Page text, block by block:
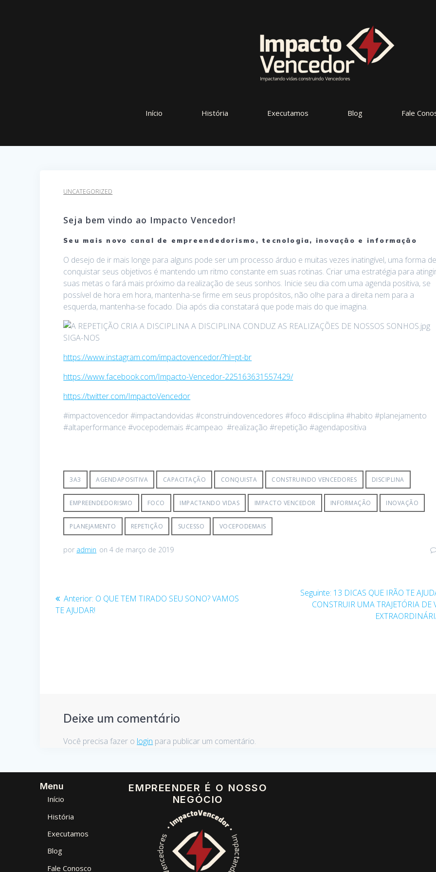
Início História Executamos Blog Fale
UNCATEGORIZED
Seja bem vindo ao Impacto Vencedor!
Seu mais novo canal de empreendedorismo, tecnologia, inovação e informação
O desejo de ir mais longe para alguns pode ser um processo árduo e muitas vezes inatingível, uma forma de
conquistar seus objetivos é mantendo um ritmo constante em suas rotinas. Criar uma estratégia para
suas metas o fará mais próximo da realização de seus sonhos. Inicie seu dia com uma agenda positiva, se
possível de hora em hora, mantenha-se firme em seus propósitos, não olhe para a direita nem para a
esquerda, mantenha-se focado. Dia após dia constatará que pode mais do que imagina.
SIGA-NOS
https://www.instagram.com/impactovencedor/?hl=pt-br
https://www.facebook.com/Impacto-Vencedor-225163631557429/
https://twitter.com/ImpactoVencedor
#impactovencedor #impactandovidas #construindovencedores #foco #disciplina #habito #planejamento
#altaperformance #vocepodemais #campeao #realização #repetição #agendapositiva
3A3 AGENDAPOSITIVA CAPACITAÇÃO CONQUISTA CONSTRUINDO VENCEDORES DISCIPLINA
EMPREENDEDORISMO FOCO IMPACTANDO VIDAS IMPACTO VENCEDOR INFORMAÇÃO INOVAÇÃO
PLANEJAMENTO REPETIÇÃO SUCESSO VOCEPODEMAIS
por admin on 4 de março de 2019
Anterior: O QUE TEM TIRADO SEU SONO? VAMOS
TE AJUDAR!
Seguinte: 13 DICAS QUE IRÃO TE
CONSTRUIR UMA TRAJETÓRIA DE
Deixe um comentário
Você precisa fazer o login para publicar um comentário.
Menu
Início
História
Executamos
Blog
Fale Conosco
EMPREENDER É O NOSSO
NEGÓCIO